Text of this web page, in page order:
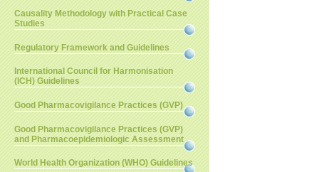
Causality Methodology with Practical Case
Studies
Regulatory Framework and Guidelines
International Council for Harmonisation
(ICH) Guidelines
Good Pharmacovigilance Practices (GVP)
Good Pharmacovigilance Practices (GVP)
and Pharmacoepidemiologic Assessment
World Health Organization (WHO) Guidelines